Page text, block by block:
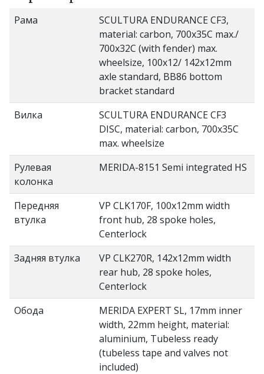
Рама
SCULTURA ENDURANCE CF3,
material: carbon, 700x35C max./
700x32C (with fender) max.
wheelsize, 100x12/ 142x12mm
axle standard, BB86 bottom
bracket standard
Вилка
SCULTURA ENDURANCE CF3
DISC, material: carbon, 700x35C
max. wheelsize
Рулевая
колонка
MERIDA-8151 Semi integrated HS
Передняя
втулка
VP CLK170F, 100x12mm width
front hub, 28 spoke holes,
Centerlock
Задняя втулка
VP CLK270R, 142x12mm width
rear hub, 28 spoke holes,
Centerlock
Обода
MERIDA EXPERT SL, 17mm inner
width, 22mm height, material:
aluminium, Tubeless ready
(tubeless tape and valves not
included)